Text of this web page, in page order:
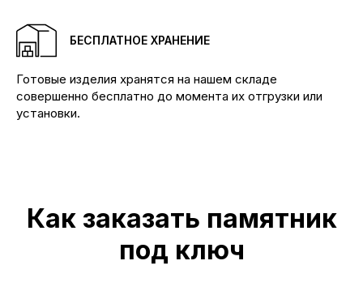
БЕСПЛАТНОЕ ХРАНЕНИЕ
Готовые изделия хранятся на нашем складе
совершенно бесплатно до момента их отгрузки или
установки.
Как заказать памятник
под ключ
КАТАЛОГ
Памятники
Мемориальные комплексы
Благоустройство могил
Портреты на памятник
Красноярск, ул.Ремесленная, 19/2
Красноярск, ул. 4-я Шинная
Дивногорск, ул. Заводская, 1д/1